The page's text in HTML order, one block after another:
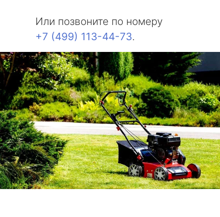
Или позвоните по номеру
+7 (499) 113-44-73.